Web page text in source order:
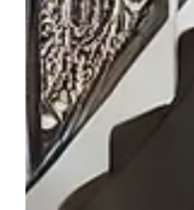
vous expliquons comment
pour un rendu esthét